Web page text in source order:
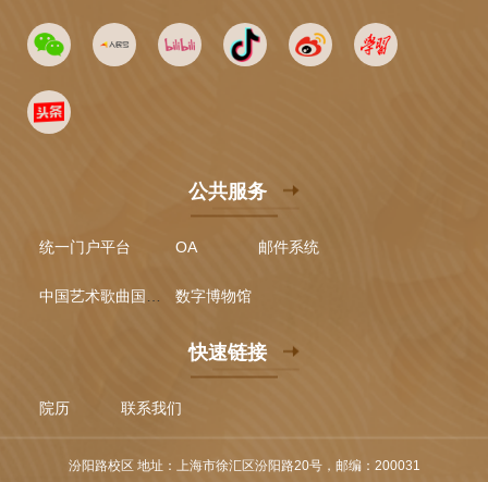
公共服务
统一门户平台 OA 邮件系统
数字博物馆
快速链接
院历 联系我们
汾阳路校区 地址：上海市徐汇区汾阳路20号，邮编：200031